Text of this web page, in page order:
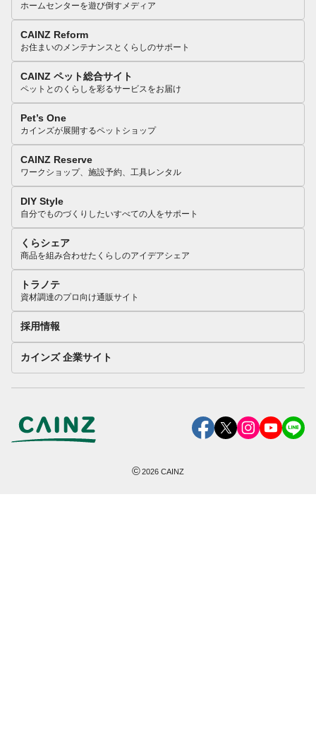
ホームセンターを遊び倒すメディア
CAINZ Reform
お住まいのメンテナンスとくらしのサポート
CAINZ ペット総合サイト
ペットとのくらしを彩るサービスをお届け
Pet’s One
カインズが展開するペットショップ
CAINZ Reserve
ワークショップ、施設予約、工具レンタル
DIY Style
自分でものづくりしたいすべての人をサポート
くらシェア
商品を組み合わせたくらしのアイデアシェア
トラノテ
資材調達のプロ向け通販サイト
採用情報
カインズ 企業サイト
©2026 CAINZ